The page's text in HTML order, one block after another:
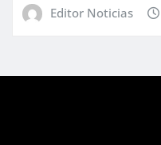
Editor Noticias